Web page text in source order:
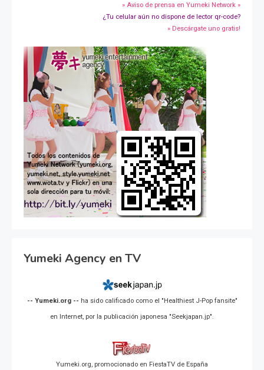
» Aviso de prensa en Yumeki Network »
¿Tu celular aún no dispone de lector qr-code?
» Descárgate uno gratis!
Yumeki Agency en TV
-- Yumeki.org -- ha sido calificado como el "Healthiest J-Pop fansite"
en Internet, por la publicación japonesa "Seekjapan.jp".
Yumeki.org, promocionado en FiestaTV de España